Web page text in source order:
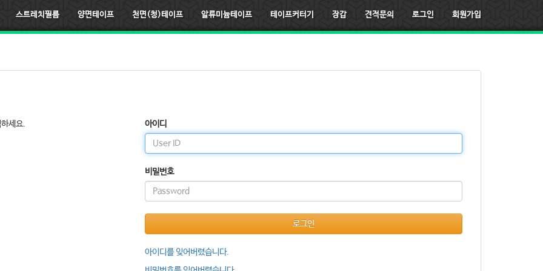
스트레치필름 양면테이프 천면(청)테이프 알류미늄테이프 테이프커터기 장갑 견적문의 로그인 회원가입
세요. 아이디
비밀번호
로그인
아이디를 잊어버렸습니다.